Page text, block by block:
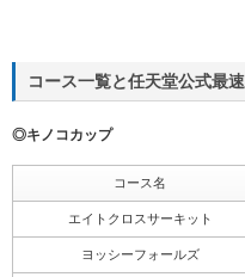
コース一覧と任天堂公式最
◎キノコカップ
コース名
エイトクロスサーキット
ヨッシーフォールズ